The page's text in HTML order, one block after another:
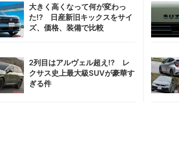
大きく高くなって何が変わっ
た!? 日産新旧キックスをサイ
ズ、価格、装備で比較
2列目はアルヴェル超え!? レ
クサス史上最大級SUVが豪華す
ぎる件